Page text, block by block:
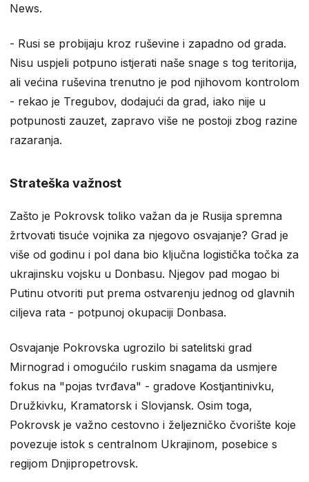
News.
- Rusi se probijaju kroz ruševine i zapadno od grada.
Nisu uspjeli potpuno istjerati naše snage s tog teritorija,
ali većina ruševina trenutno je pod njihovom kontrolom
- rekao je Tregubov, dodajući da grad, iako nije u
potpunosti zauzet, zapravo više ne postoji zbog razine
razaranja.
Strateška važnost
Zašto je Pokrovsk toliko važan da je Rusija spremna
žrtvovati tisuće vojnika za njegovo osvajanje? Grad je
više od godinu i pol dana bio ključna logistička točka za
ukrajinsku vojsku u Donbasu. Njegov pad mogao bi
Putinu otvoriti put prema ostvarenju jednog od glavnih
ciljeva rata - potpunoj okupaciji Donbasa.
Osvajanje Pokrovska ugrozilo bi satelitski grad
Mirnograd i omogućilo ruskim snagama da usmjere
fokus na "pojas tvrđava" - gradove Kostjantinivku,
Družkivku, Kramatorsk i Slovjansk. Osim toga,
Pokrovsk je važno cestovno i željezničko čvorište koje
povezuje istok s centralnom Ukrajinom, posebice s
regijom Dnjipropetrovsk.